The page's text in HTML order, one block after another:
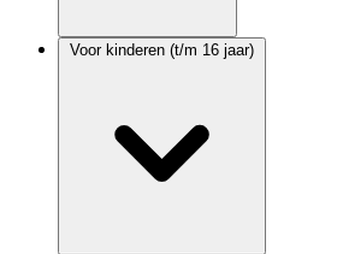
Voor kinderen (t/m 16 jaar)